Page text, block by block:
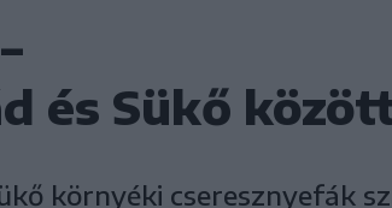
és Sükő
környéki cseresznyefák